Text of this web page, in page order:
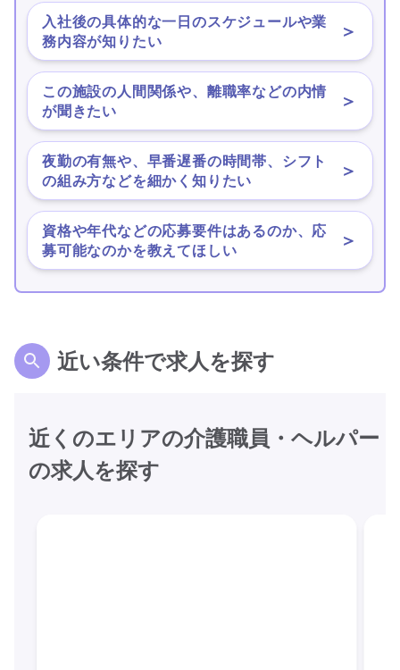
入社後の具体的な一日のスケジュールや業
務内容が知りたい
＞
この施設の人間関係や、離職率などの内情
が聞きたい
＞
夜勤の有無や、早番遅番の時間帯、シフト
の組み方などを細かく知りたい
＞
資格や年代などの応募要件はあるのか、応
募可能なのかを教えてほしい
＞
近い条件で求人を探す
近くのエリアの介護職員・ヘルパー
の求人を探す